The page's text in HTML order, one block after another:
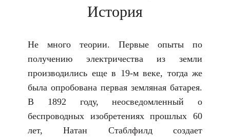
История
Не много теории. Первые опыты по
получению электричества из земли
производились еще в 19-м веке, тогда же
была опробована первая земляная батарея.
В 1892 году, неосведомленный о
беспроводных изобретениях прошлых 60
лет, Натан Стаблфилд создает